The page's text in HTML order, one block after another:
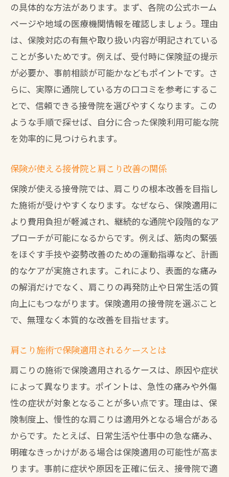
の具体的な方法があります。まず、各院の公式ホーム
ページや地域の医療機関情報を確認しましょう。理由
は、保険対応の有無や取り扱い内容が明記されている
ことが多いためです。例えば、受付時に保険証の提示
が必要か、事前相談が可能かなどもポイントです。さ
らに、実際に通院している方の口コミを参考にするこ
とで、信頼できる接骨院を選びやすくなります。この
ような手順で探せば、自分に合った保険利用可能な院
を効率的に見つけられます。
保険が使える接骨院と肩こり改善の関係
保険が使える接骨院では、肩こりの根本改善を目指し
た施術が受けやすくなります。なぜなら、保険適用に
より費用負担が軽減され、継続的な通院や段階的なア
プローチが可能になるからです。例えば、筋肉の緊張
をほぐす手技や姿勢改善のための運動指導など、計画
的なケアが実施されます。これにより、表面的な痛み
の解消だけでなく、肩こりの再発防止や日常生活の質
向上にもつながります。保険適用の接骨院を選ぶこと
で、無理なく本質的な改善を目指せます。
肩こり施術で保険適用されるケースとは
肩こりの施術で保険適用されるケースは、原因や症状
によって異なります。ポイントは、急性の痛みや外傷
性の症状が対象となることが多い点です。理由は、保
険制度上、慢性的な肩こりは適用外となる場合がある
からです。たとえば、日常生活や仕事中の急な痛み、
明確なきっかけがある場合は保険適用の可能性が高ま
ります。事前に症状や原因を正確に伝え、接骨院で適